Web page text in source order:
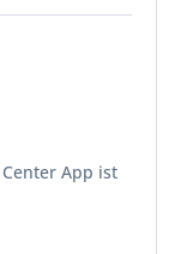
Center App ist